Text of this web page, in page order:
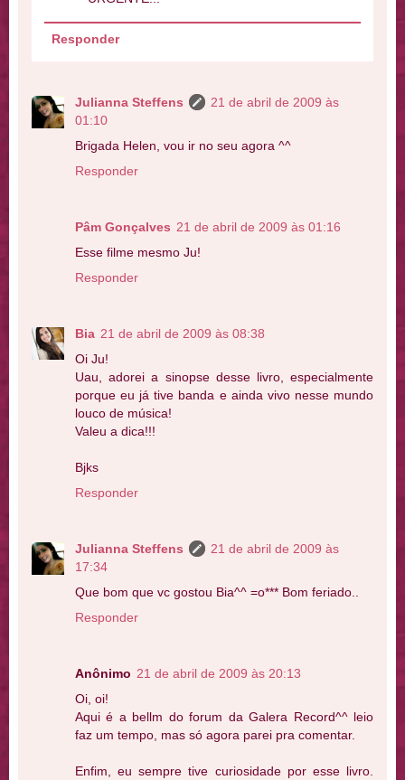
Responder
Julianna Steffens
21 de abril de 2009 às
01:10
Brigada Helen, vou ir no seu agora ^^
Responder
Pâm Gonçalves 21 de abril de 2009 às 01:16
Esse filme mesmo Ju!
Responder
Bia 21 de abril de 2009 às 08:38
Oi Ju!
Uau, adorei a sinopse desse livro, especialmente
porque eu já tive banda e ainda vivo nesse mundo
louco de música!
Valeu a dica!!!
Bjks
Responder
Julianna Steffens
21 de abril de 2009 às
17:34
Que bom que vc gostou Bia^^ =o*** Bom feriado..
Responder
Anônimo 21 de abril de 2009 às 20:13
Oi, oi!
Aqui é a bellm do forum da Galera Record^^ leio
faz um tempo, mas só agora parei pra comentar.
Enfim, eu sempre tive curiosidade por esse livro.